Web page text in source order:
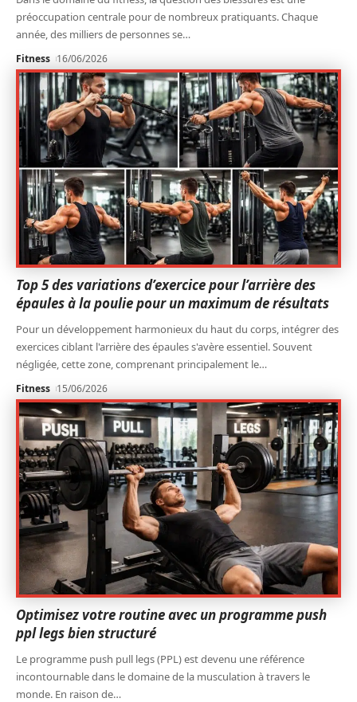
préoccupation centrale pour de nombreux pratiquants. Chaque
année, des milliers de personnes se…
Fitness 16/06/2026
Top 5 des variations d’exercice pour l’arrière des
épaules à la poulie pour un maximum de résultats
Pour un développement harmonieux du haut du corps, intégrer des
exercices ciblant l'arrière des épaules s'avère essentiel. Souvent
négligée, cette zone, comprenant principalement le…
Fitness 15/06/2026
Optimisez votre routine avec un programme push
ppl legs bien structuré
Le programme push pull legs (PPL) est devenu une référence
incontournable dans le domaine de la musculation à travers le
monde. En raison de…